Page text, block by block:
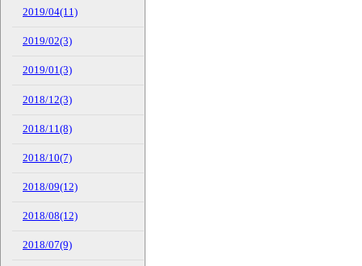
2019/04(11)
2019/02(3)
2019/01(3)
2018/12(3)
2018/11(8)
2018/10(7)
2018/09(12)
2018/08(12)
2018/07(9)